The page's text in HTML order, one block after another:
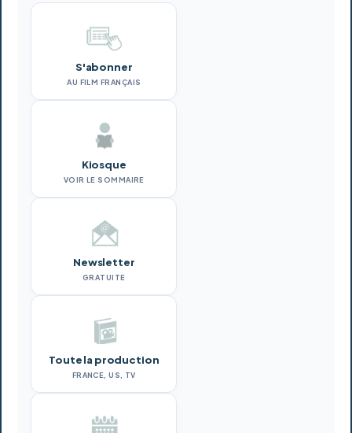
S'abonner
AU FILM FRANÇAIS
Kiosque
VOIR LE SOMMAIRE
Newsletter
GRATUITE
Toute la production
FRANCE, US, TV